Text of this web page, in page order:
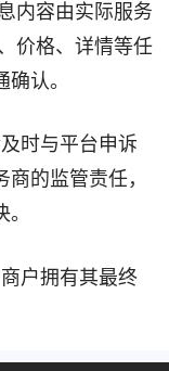
内容由实际服务
价格、详情等任
认。
时与平台申诉
的监管责任，
户拥有其最终